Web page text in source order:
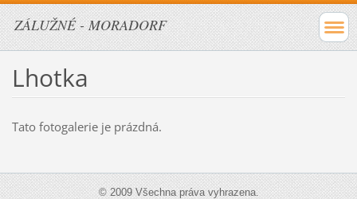
ZÁLUŽNÉ - MORADORF
Lhotka
Tato fotogalerie je prázdná.
© 2009 Všechna práva vyhrazena.